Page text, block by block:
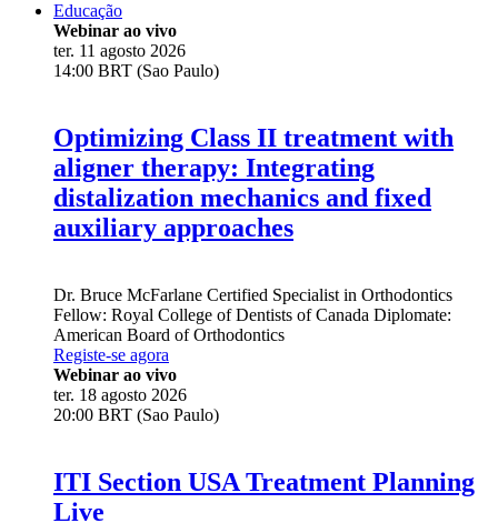
Educação
Webinar ao vivo
ter. 11 agosto 2026
14:00 BRT (Sao Paulo)
Optimizing Class II treatment with
aligner therapy: Integrating
distalization mechanics and fixed
auxiliary approaches
Dr. Bruce McFarlane Certified Specialist in Orthodontics
Fellow: Royal College of Dentists of Canada Diplomate:
American Board of Orthodontics
Registe-se agora
Webinar ao vivo
ter. 18 agosto 2026
20:00 BRT (Sao Paulo)
ITI Section USA Treatment Planning
Live